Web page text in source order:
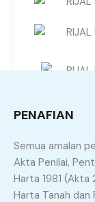
PENAFIAN
Semua amalan
Akta Penilai,
Harta 1981 (Akta
Harta Tanah dan